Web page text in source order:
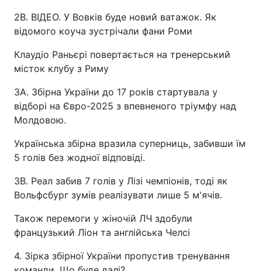
2B. ВІДЕО. У Вовків буде новий ватажок. Як
відомого коуча зустрічали фани Роми
Клаудіо Раньєрі повертається на тренерський
місток клубу з Риму
3A. Збірна України до 17 років стартувала у
відборі на Євро-2025 з впевненого тріумфу над
Молдовою.
Українська збірна вразила суперниць, забивши їм
5 голів без жодної відповіді.
3B. Реал забив 7 голів у Лізі чемпіонів, тоді як
Вольфсбург зумів реалізувати лише 5 м'ячів.
Також перемоги у жіночій ЛЧ здобули
французький Ліон та англійська Челсі
4. Зірка збірної України пропустив тренування